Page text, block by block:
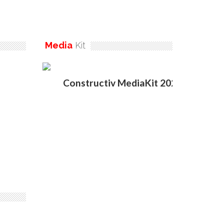
Media Kit
Constructiv MediaKit 2020